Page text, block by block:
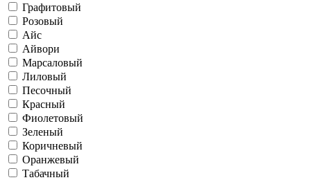
Графитовый
Розовый
Айс
Айвори
Марсаловый
Лиловый
Песочный
Красный
Фиолетовый
Зеленый
Коричневый
Оранжевый
Табачный